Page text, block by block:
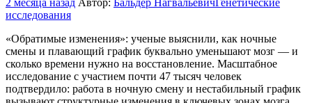
2 месяца назад Автор: Бальдер НагвальевичГенетические
исследования
«Обратимые изменения»: ученые выяснили, как ночные
смены и плавающий график буквально уменьшают мозг — и
сколько времени нужно на восстановление. Масштабное
исследование с участием почти 47 тысяч человек
подтвердило: работа в ночную смену и нестабильный график